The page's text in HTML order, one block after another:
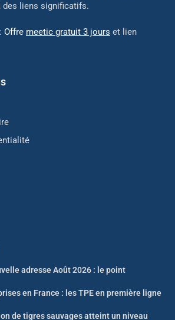
des liens significatifs.
Offre meetic gratuit 3 jours et lien
adresse Août 2026 : le point
en France : les TPE en première ligne
de tigres sauvages atteint un niveau